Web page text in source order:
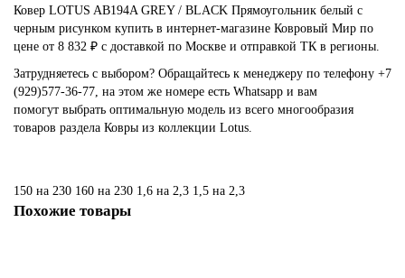
Ковер LOTUS AB194A GREY / BLACK Прямоугольник белый с
черным рисунком купить в интернет-магазине Ковровый Мир по
цене от 8 832 ₽ с доставкой по Москве и отправкой ТК в регионы.
Затрудняетесь с выбором? Обращайтесь к менеджеру по телефону +7
(929)577-36-77, на этом же номере есть Whatsapp и вам
помогут выбрать оптимальную модель из всего многообразия
товаров раздела Ковры из коллекции Lotus.
150 на 230 160 на 230 1,6 на 2,3 1,5 на 2,3
Похожие товары